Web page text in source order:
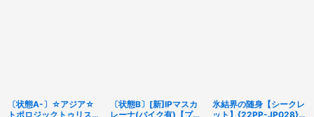
〔状態A-〕☆アジア☆
トポロジックトゥリスバ
〔状態B〕[新]IPマスカ
レーナ(バイク有)【プリ
氷結界の随身【シークレ
ット】{22PP-JP028}